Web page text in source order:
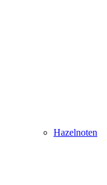
Hazelnoten